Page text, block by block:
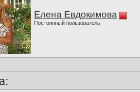
Елена Евдокимова
Постоянный пользователь